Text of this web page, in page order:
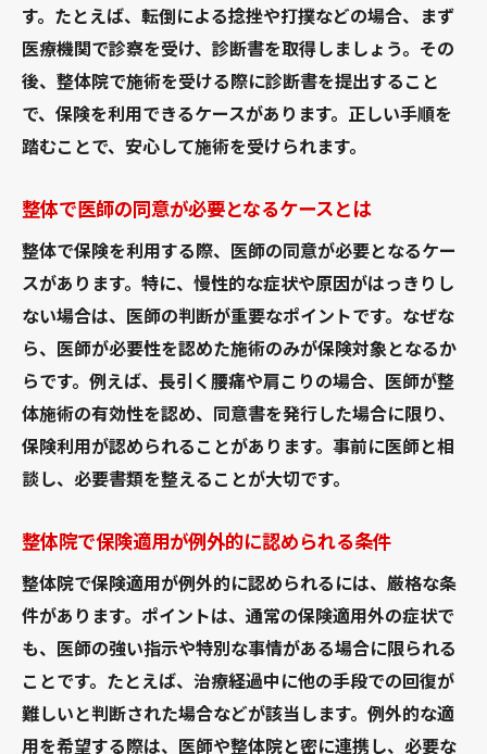
す。たとえば、転倒による捻挫や打撲などの場合、まず
医療機関で診察を受け、診断書を取得しましょう。その
後、整体院で施術を受ける際に診断書を提出すること
で、保険を利用できるケースがあります。正しい手順を
踏むことで、安心して施術を受けられます。
整体で医師の同意が必要となるケースとは
整体で保険を利用する際、医師の同意が必要となるケー
スがあります。特に、慢性的な症状や原因がはっきりし
ない場合は、医師の判断が重要なポイントです。なぜな
ら、医師が必要性を認めた施術のみが保険対象となるか
らです。例えば、長引く腰痛や肩こりの場合、医師が整
体施術の有効性を認め、同意書を発行した場合に限り、
保険利用が認められることがあります。事前に医師と相
談し、必要書類を整えることが大切です。
整体院で保険適用が例外的に認められる条件
整体院で保険適用が例外的に認められるには、厳格な条
件があります。ポイントは、通常の保険適用外の症状で
も、医師の強い指示や特別な事情がある場合に限られる
ことです。たとえば、治療経過中に他の手段での回復が
難しいと判断された場合などが該当します。例外的な適
用を希望する際は、医師や整体院と密に連携し、必要な